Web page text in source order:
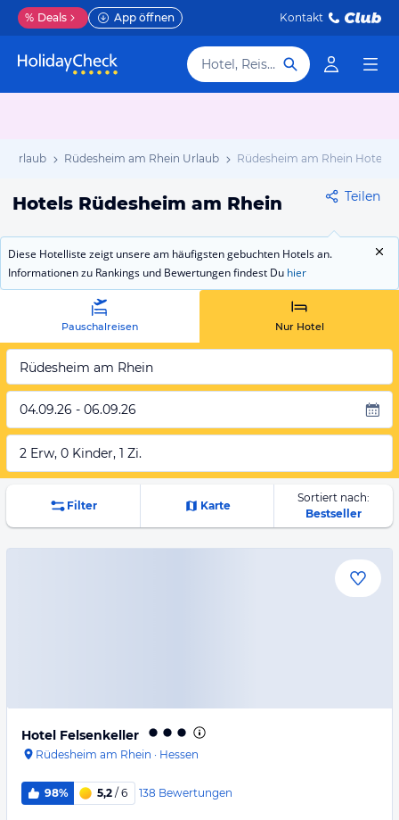
% Deals App öffnen Kontakt
Hotel, Reiseziel
Urlaub Rüdesheim am Rhein Urlaub Rüdesheim am Rhein Hotels
Hotels Rüdesheim am Rhein Teilen
Diese Hotelliste zeigt unsere am häufigsten gebuchten Hotels an.
Informationen zu Rankings und Bewertungen findest Du hier
Pauschalreisen Nur Hotel
Rüdesheim am Rhein
04.09.26 - 06.09.26
2 Erw, 0 Kinder, 1 Zi.
Filter Karte
Sortiert nach:
Bestseller
Hotel Felsenkeller
Rüdesheim am Rhein · Hessen
98% 5,2 / 6 138 Bewertungen